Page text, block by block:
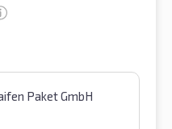
Paket GmbH